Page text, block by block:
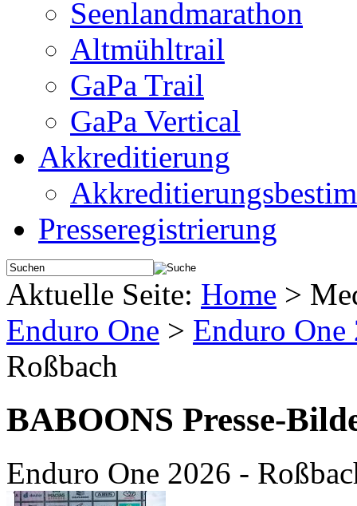
Seenlandmarathon
Altmühltrail
GaPa Trail
GaPa Vertical
Akkreditierung
Presseregistrierung
Aktuelle Seite: Home >
Enduro One > Enduro One
Roßbach
BABOONS Presse-
Enduro One 2026 -